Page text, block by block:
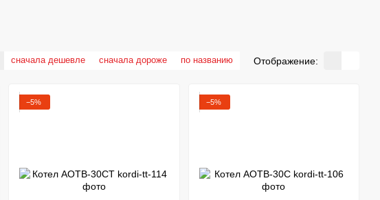
сначала дешевле сначала дороже по названию Отображение:
−5% −5%